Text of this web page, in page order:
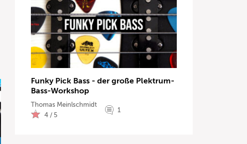
Funky Pick Bass - der große Plektrum-
Bass-Workshop
Thomas Meinlschmidt
4 / 5
1